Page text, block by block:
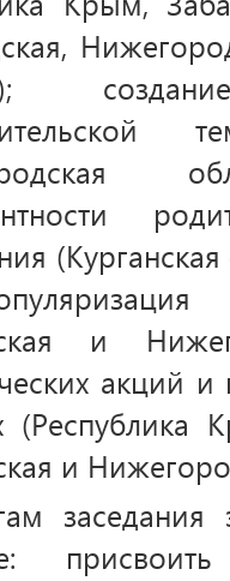
и
акций
(Республика
и
заседания